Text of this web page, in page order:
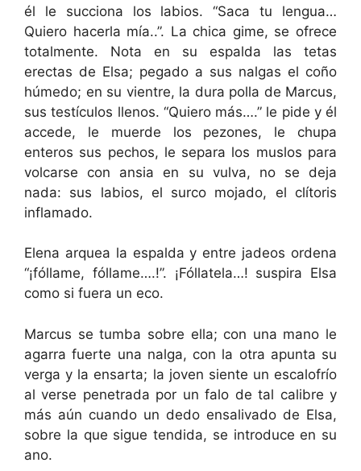
él le succiona los labios. “Saca tu lengua…
Quiero hacerla mía..”. La chica gime, se ofrece
totalmente. Nota en su espalda las tetas
erectas de Elsa; pegado a sus nalgas el coño
húmedo; en su vientre, la dura polla de Marcus,
sus testículos llenos. “Quiero más….” le pide y él
accede, le muerde los pezones, le chupa
enteros sus pechos, le separa los muslos para
volcarse con ansia en su vulva, no se deja
nada: sus labios, el surco mojado, el clítoris
inflamado.
Elena arquea la espalda y entre jadeos ordena
“¡fóllame, fóllame….!”. ¡Fóllatela…! suspira Elsa
como si fuera un eco.
Marcus se tumba sobre ella; con una mano le
agarra fuerte una nalga, con la otra apunta su
verga y la ensarta; la joven siente un escalofrío
al verse penetrada por un falo de tal calibre y
más aún cuando un dedo ensalivado de Elsa,
sobre la que sigue tendida, se introduce en su
ano.